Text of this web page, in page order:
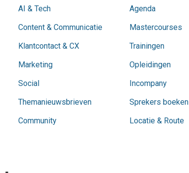
AI & Tech
Content & Communicatie
Klantcontact & CX
Marketing
Social
Themanieuwsbrieven
Community
Agenda
Mastercourses
Trainingen
Opleidingen
Incompany
Sprekers boeken
Locatie & Route